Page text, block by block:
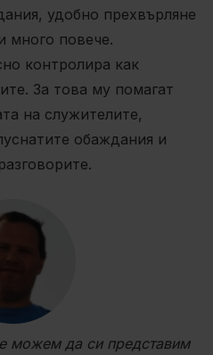
удобно прехвърляне
много повече.
контролира как
За това му помагат
на служителите,
обаждания и
можем да си представим